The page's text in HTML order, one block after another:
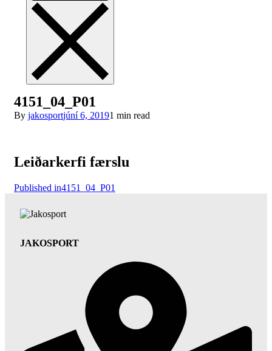
4151_04_P01
By jakosportjúní 6, 20191 min read
Leiðarkerfi færslu
Published in4151_04_P01
JAKOSPORT